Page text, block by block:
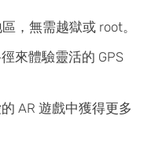
，無需越獄或 root。
來體驗靈活的 GPS
AR 遊戲中獲得更多